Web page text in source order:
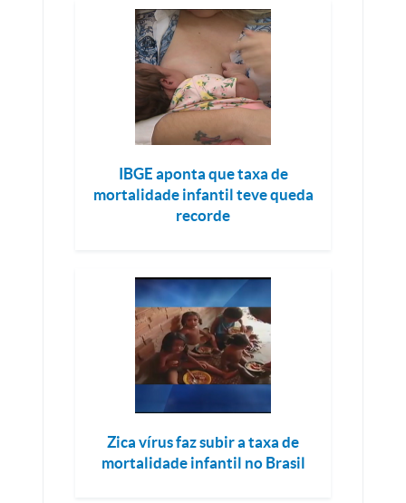
IBGE aponta que taxa de
mortalidade infantil teve queda
recorde
Zica vírus faz subir a taxa de
mortalidade infantil no Brasil